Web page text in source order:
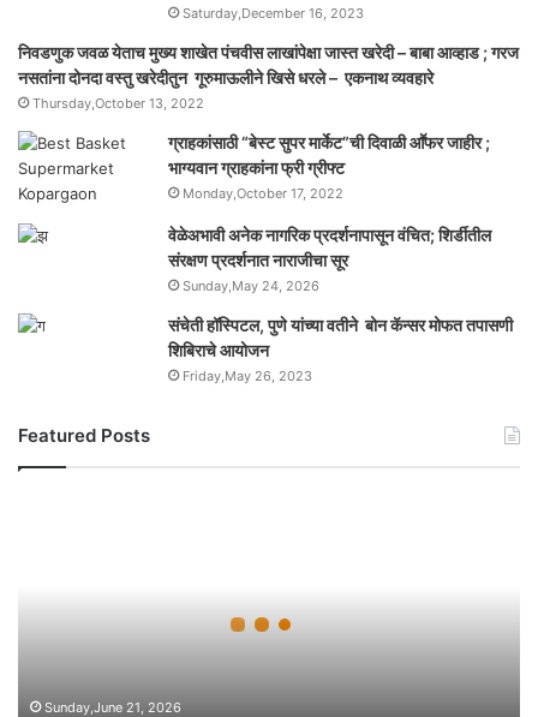
Saturday,December 16, 2023
निवडणुक जवळ येताच मुख्य शाखेत पंचवीस लाखांपेक्षा जास्त खरेदी – बाबा आव्हाड ; गरज
नसतांना दोनदा वस्तु खरेदीतुन गूरुमाऊलीने खिसे धरले – एकनाथ व्यवहारे
Thursday,October 13, 2022
ग्राहकांसाठी “बेस्ट सुपर मार्केट”ची दिवाळी आॕफर जाहीर ;
भाग्यवान ग्राहकांना फ्री ग्रीफ्ट
Monday,October 17, 2022
वेळेअभावी अनेक नागरिक प्रदर्शनापासून वंचित; शिर्डीतील
संरक्षण प्रदर्शनात नाराजीचा सूर
Sunday,May 24, 2026
संचेती हॉस्पिटल, पुणे यांच्या वतीने बोन कॅन्सर मोफत तपासणी
शिबिराचे आयोजन
Friday,May 26, 2023
Featured Posts
Sunday,June 21, 2026